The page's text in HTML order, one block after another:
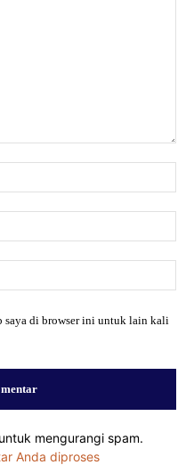
saya di browser ini untuk lain kali
mengurangi spam.
Anda diproses